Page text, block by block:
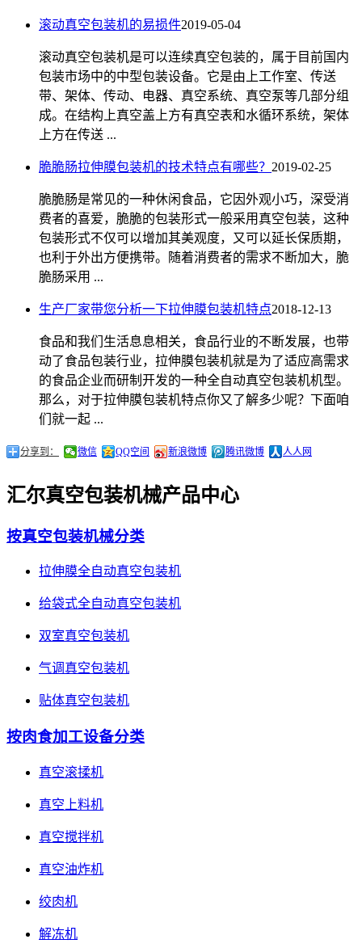
滚动真空包装机的易损件2019-05-04
滚动真空包装机是可以连续真空包装的，属于目前国内
包装市场中的中型包装设备。它是由上工作室、传送
带、架体、传动、电器、真空系统、真空泵等几部分组
成。在结构上真空盖上方有真空表和水循环系统，架体
上方在传送 ...
脆脆肠拉伸膜包装机的技术特点有哪些？ 2019-02-25
脆脆肠是常见的一种休闲食品，它因外观小巧，深受消
费者的喜爱，脆脆的包装形式一般采用真空包装，这种
包装形式不仅可以增加其美观度，又可以延长保质期，
也利于外出方便携带。随着消费者的需求不断加大，脆
脆肠采用 ...
生产厂家带您分析一下拉伸膜包装机特点2018-12-13
食品和我们生活息息相关，食品行业的不断发展，也带
动了食品包装行业，拉伸膜包装机就是为了适应高需求
的食品企业而研制开发的一种全自动真空包装机机型。
那么，对于拉伸膜包装机特点你又了解多少呢？下面咱
们就一起 ...
分享到： 微信 QQ空间 新浪微博 腾讯微博 人人网
汇尔真空包装机械产品中心
按真空包装机械分类
拉伸膜全自动真空包装机
给袋式全自动真空包装机
双室真空包装机
气调真空包装机
贴体真空包装机
按肉食加工设备分类
真空滚揉机
真空上料机
真空搅拌机
真空油炸机
绞肉机
解冻机